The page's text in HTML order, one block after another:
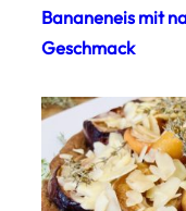
Bananeneis mit
Geschmack